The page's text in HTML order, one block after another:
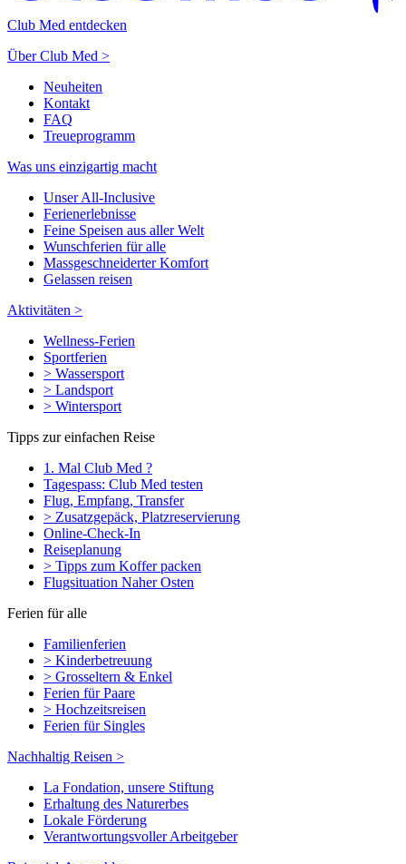
Club Med entdecken
Über Club Med >
Neuheiten
Kontakt
FAQ
Treueprogramm
Was uns einzigartig macht
Unser All-Inclusive
Ferienerlebnisse
Feine Speisen aus aller Welt
Wunschferien für alle
Massgeschneiderter Komfort
Gelassen reisen
Aktivitäten >
Wellness-Ferien
Sportferien
> Wassersport
> Landsport
> Wintersport
Tipps zur einfachen Reise
1. Mal Club Med ?
Tagespass: Club Med testen
Flug, Empfang, Transfer
> Zusatzgepäck, Platzreservierung
Online-Check-In
Reiseplanung
> Tipps zum Koffer packen
Flugsituation Naher Osten
Ferien für alle
Familienferien
> Kinderbetreuung
> Grosseltern & Enkel
Ferien für Paare
> Hochzeitsreisen
Ferien für Singles
Nachhaltig Reisen >
La Fondation, unsere Stiftung
Erhaltung des Naturerbes
Lokale Förderung
Verantwortungsvoller Arbeitgeber